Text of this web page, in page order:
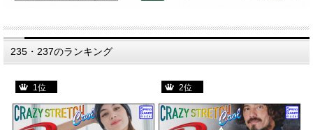
235・237のランキング
1位 2位